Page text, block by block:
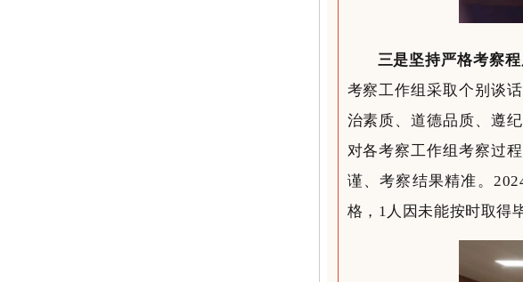
三是坚持严格考察
考察工作组采取个别谈
治素质、道德品质、遵
对各考察工作组考察过
谨、考察结果精准。
格，1人因未能按时取得